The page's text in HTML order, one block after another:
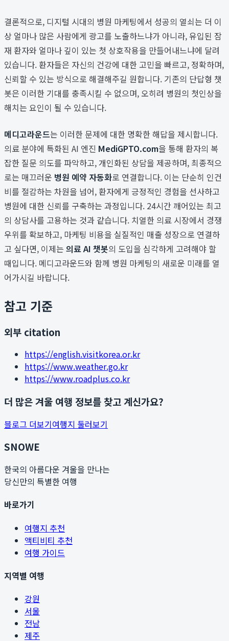
결론적으로, 디지털 시대의 병원 마케팅에서 성공의 열쇠는 더 이
상 얼마나 많은 사람에게 광고를 노출하느냐가 아니라, 유입된 잠
재 환자와 얼마나 깊이 있는 첫 상호작용을 만들어내느냐에 달려
있습니다. 환자들은 자신의 건강에 대한 고민을 빠르고, 정확하며,
신뢰할 수 있는 방식으로 해결해주길 원합니다. 기존의 단답형 챗
봇은 이러한 기대를 충족시킬 수 없으며, 오히려 병원의 첫인상을
해치는 요인이 될 수 있습니다.
메디고라운드는 이러한 문제에 대한 명확한 해답을 제시합니다.
의료 분야에 특화된 AI 엔진 MediGPTO.com을 통해 환자의 복
잡한 질문 의도를 파악하고, 개인화된 상담을 제공하며, 최종적으
로는 매끄러운 병원 예약 자동화로 연결합니다. 이는 단순히 인건
비를 절감하는 차원을 넘어, 환자에게 긍정적인 경험을 선사하고
병원에 대한 신뢰를 구축하는 과정입니다. 24시간 깨어있는 최고
의 상담사를 고용하는 것과 같습니다. 치열한 의료 시장에서 경쟁
우위를 확보하고, 마케팅 비용을 실질적인 매출 성장으로 연결하
고 싶다면, 이제는 의료 AI 챗봇의 도입을 심각하게 고려해야 할
때입니다. 메디고라운드와 함께 병원 마케팅의 새로운 미래를 열
어가시길 바랍니다.
참고 기준
외부 citation
https://english.visitkorea.or.kr
https://www.weather.go.kr
https://www.roadplus.co.kr
더 많은 겨울 여행 정보를 찾고 계신가요?
블로그 더보기여행지 둘러보기
SNOWE
한국의 아름다운 겨울을 만나는
당신만의 특별한 여행
바로가기
여행지 추천
액티비티 추천
여행 가이드
지역별 여행
강원
서울
전남
제주